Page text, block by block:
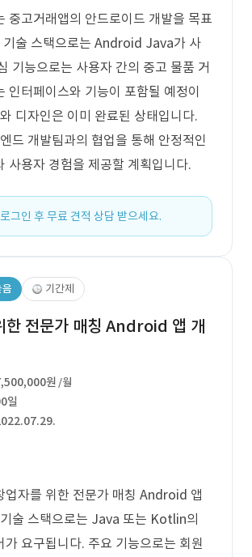
중고거래앱의 안드로이드 개발을 목표
기술 스택으로는 Android Java가 사
기능으로는 사용자 간의 중고 물품 거
인터페이스와 기능이 포함될 예정이
디자인은 이미 완료된 상태입니다.
드 개발팀과의 협업을 통해 안정적인
사용자 경험을 제공할 계획입니다.
로그인 후 무료 견적 상담 받으세요.
기간제
한 전문가 매칭 Android 앱 개
원 /월
일
업자를 위한 전문가 매칭 Android 앱
술 스택으로는 Java 또는 Kotlin의
가 요구됩니다. 주요 기능으로는 회원